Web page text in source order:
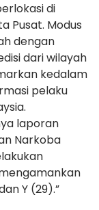
di
Pusat. Modus
dengan
dari wilayah
kedalam
pelaku
laporan
Narkoba
Y (29).”